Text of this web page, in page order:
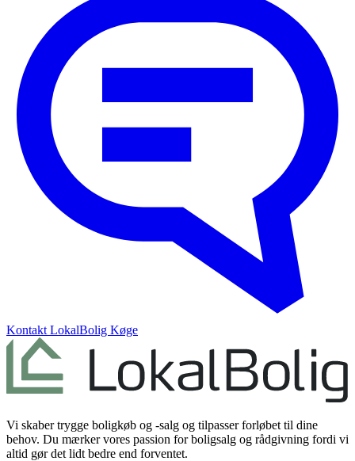
Kontakt LokalBolig Køge
Vi skaber trygge boligkøb og -salg og tilpasser forløbet til dine
behov. Du mærker vores passion for boligsalg og rådgivning fordi vi
altid gør det lidt bedre end forventet.